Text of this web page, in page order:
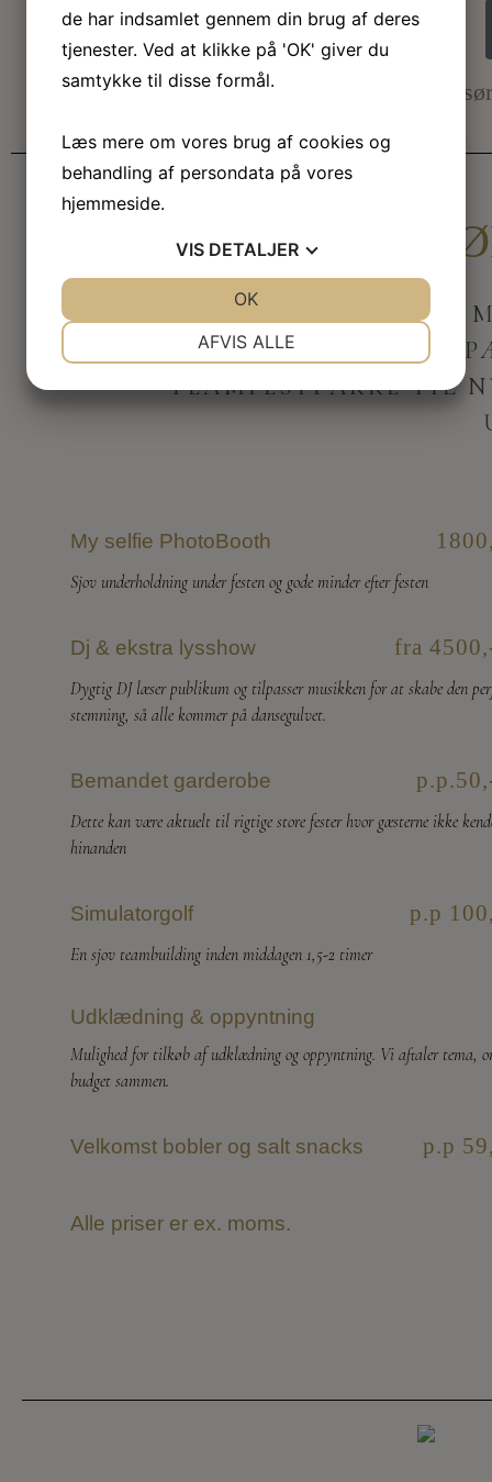
Vi
POPULÆR
ØNSKER I AT SKRUE ENDNU
ET VÆLD AF SJOVE OG
TEAMFESTPAKKE TIL
My selfie PhotoBooth
Sjov underholdning under festen og gode minder efter festen
Dj & ekstra lysshow fra
Dygtig DJ læser publikum og tilpasser musikken for at skabe den
stemning, så alle kommer på dansegulvet.
Bemandet garderobe
Dette kan være aktuelt til rigtige store fester hvor gæsterne ikke
hinanden
Simulatorgolf p.p
En sjov teambuilding inden middagen 1,5-2 timer
Udklædning & oppyntning
Mulighed for tilkøb af udklædning og oppyntning. Vi aftaler tema,
budget sammen.
Velkomst bobler og salt snacks p.p
Alle priser er ex. moms.
de har indsamlet gennem din brug af deres
tjenester. Ved at klikke på 'OK' giver du
samtykke til disse formål.
Læs mere om vores brug af cookies og
behandling af persondata på vores
hjemmeside.
VIS DETALJER
PRÆFERENCER
AFVIS ALLE
OK